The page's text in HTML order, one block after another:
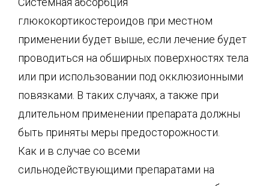
глюкокортикостероидов при местном
применении будет выше, если лечение будет
проводиться на обширных поверхностях тела
или при использовании под окклюзионными
повязками. В таких случаях, а также при
длительном применении препарата должны
быть приняты меры предосторожности.
Как и в случае со всеми
сильнодействующими препаратами на